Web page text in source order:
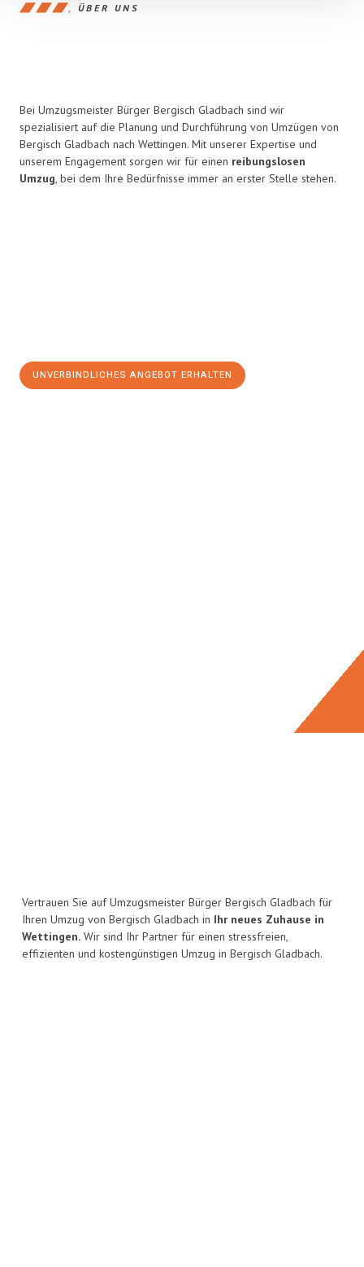
ÜBER UNS
Bei Umzugsmeister Bürger Bergisch Gladbach sind wir
spezialisiert auf die Planung und Durchführung von Umzügen von
Bergisch Gladbach nach Wettingen. Mit unserer Expertise und
unserem Engagement sorgen wir für einen reibungslosen
Umzug, bei dem Ihre Bedürfnisse immer an erster Stelle stehen.
UNVERBINDLICHES ANGEBOT ERHALTEN
Vertrauen Sie auf Umzugsmeister Bürger Bergisch Gladbach für
Ihren Umzug von Bergisch Gladbach in Ihr neues Zuhause in
Wettingen. Wir sind Ihr Partner für einen stressfreien,
effizienten und kostengünstigen Umzug in Bergisch Gladbach.